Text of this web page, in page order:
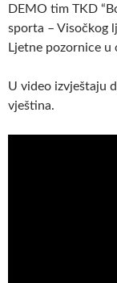
DEMO tim TKD
sporta – Visočkog
Ljetne pozornice u
U video izvještaju
vještina.